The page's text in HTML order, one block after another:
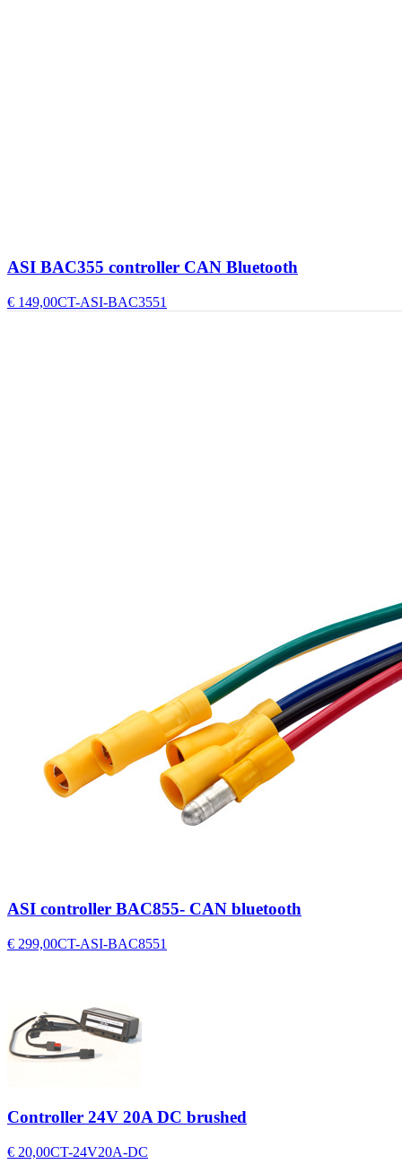
ASI BAC355 controller CAN Bluetooth
€ 149,00CT-ASI-BAC3551
ASI controller BAC855- CAN bluetooth
€ 299,00CT-ASI-BAC8551
Controller 24V 20A DC brushed
€ 20,00CT-24V20A-DC